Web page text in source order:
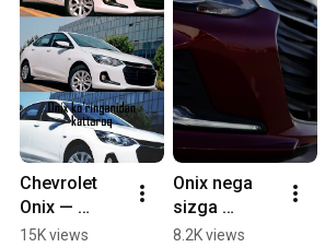
Chevrolet
Onix —
Koʻringanda
15K views
Onix nega
sizga
yoqadi? |
8.2K views